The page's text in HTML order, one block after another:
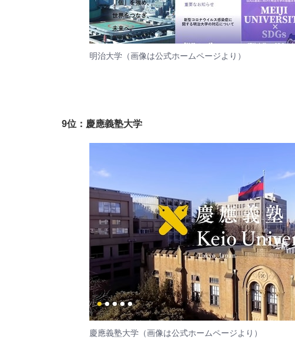
明治大学（画像は公式ホームページより）
9位：慶應義塾大学
慶應義塾大学（画像は公式ホームページより）